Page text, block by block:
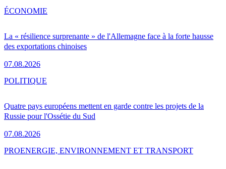
La « résilience surprenante » de l'Allemagne face à la forte hausse
des exportations chinoises
07.08.2026
ÉCONOMIE
Quatre pays européens mettent en garde contre les projets de la
Russie pour l'Ossétie du Sud
07.08.2026
POLITIQUE
PROENERGIE, ENVIRONNEMENT ET TRANSPORT